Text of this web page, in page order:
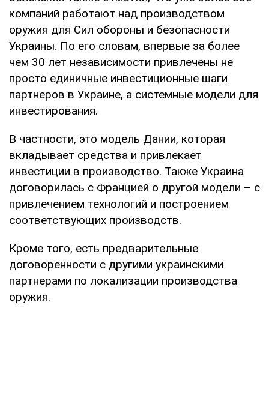
компаний работают над производством
оружия для Сил обороны и безопасности
Украины. По его словам, впервые за более
чем 30 лет независимости привлечены не
просто единичные инвестиционные шаги
партнеров в Украине, а системные модели для
инвестирования.
В частности, это модель Дании, которая
вкладывает средства и привлекает
инвестиции в производство. Также Украина
договорилась с Францией о другой модели – с
привлечением технологий и построением
соответствующих производств.
Кроме того, есть предварительные
договоренности с другими украинскими
партнерами по локализации производства
оружия.